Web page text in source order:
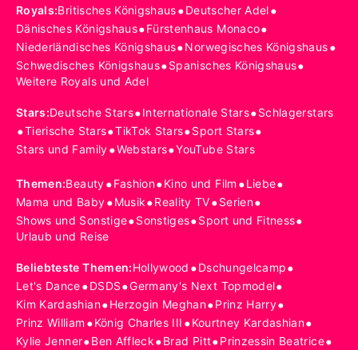
Royals:Britisches Königshaus•Deutscher Adel•
Dänisches Königshaus•Fürstenhaus Monaco•
Niederländisches Königshaus•Norwegisches Königshaus•
Schwedisches Königshaus•Spanisches Königshaus•
Weitere Royals und Adel
Stars:Deutsche Stars•Internationale Stars•Schlagerstars
•Tierische Stars•TikTok Stars•Sport Stars•
Stars und Family•Webstars•YouTube Stars
Themen:Beauty•Fashion•Kino und Film •Liebe•
Mama und Baby•Musik•Reality TV•Serien•
Shows und Sonstige•Sonstiges•Sport und Fitness•
Urlaub und Reise
Beliebteste Themen:Hollywood •Dschungelcamp•
Let's Dance•DSDS•Germany's Next Topmodel•
Kim Kardashian•Herzogin Meghan•Prinz Harry•
Prinz William •König Charles III •Kourtney Kardashian•
Kylie Jenner•Ben Affleck•Brad Pitt•Prinzessin Beatrice•